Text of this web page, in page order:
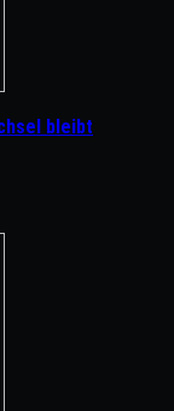
bleibt